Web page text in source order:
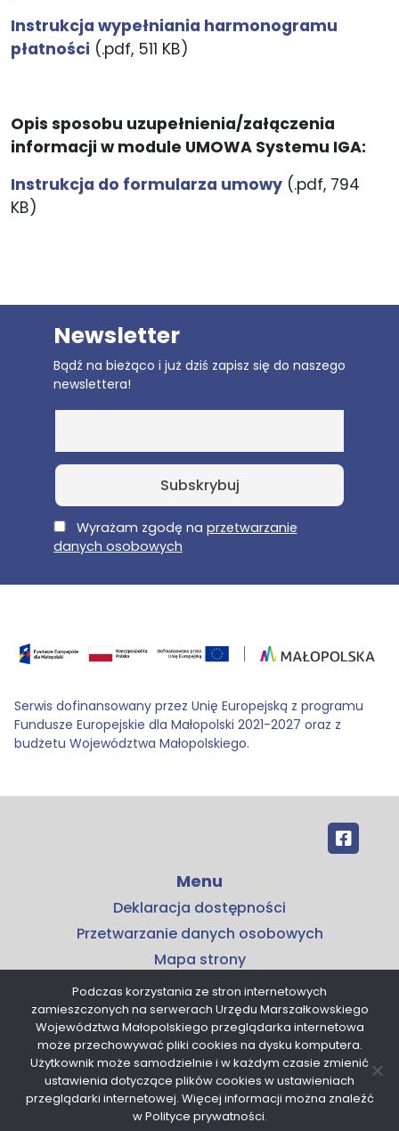
Instrukcja wypełniania harmonogramu
płatności (.pdf, 511 KB)
Opis sposobu uzupełnienia/załączenia
informacji w module UMOWA Systemu IGA:
Instrukcja do formularza umowy (.pdf, 794
KB)
Newsletter
Bądź na bieżąco i już dziś zapisz się do naszego
newslettera!
E-MailWyrażam zgodę na przetwarzanie
danych osobowych
Serwis dofinansowany przez Unię Europejską z programu
Fundusze Europejskie dla Małopolski 2021-2027 oraz z
budżetu Województwa Małopolskiego.
Menu
Deklaracja dostępności
Przetwarzanie danych osobowych
Mapa strony
Kontakt
Kontakt
Małopolskie Centrum Przedsiębiorczości
ul. Armii Krajowej 16
30-150 Kraków
tel. 12 376 91 00
sekretariat@mcp.malopolska.pl
Podczas korzystania ze stron internetowych
zamieszczonych na serwerach Urzędu Marszałkowskiego
Województwa Małopolskiego przeglądarka internetowa
może przechowywać pliki cookies na dysku komputera.
Użytkownik może samodzielnie i w każdym czasie zmienić
ustawienia dotyczące plików cookies w ustawieniach
przeglądarki internetowej. Więcej informacji można znaleźć
w Polityce prywatności.